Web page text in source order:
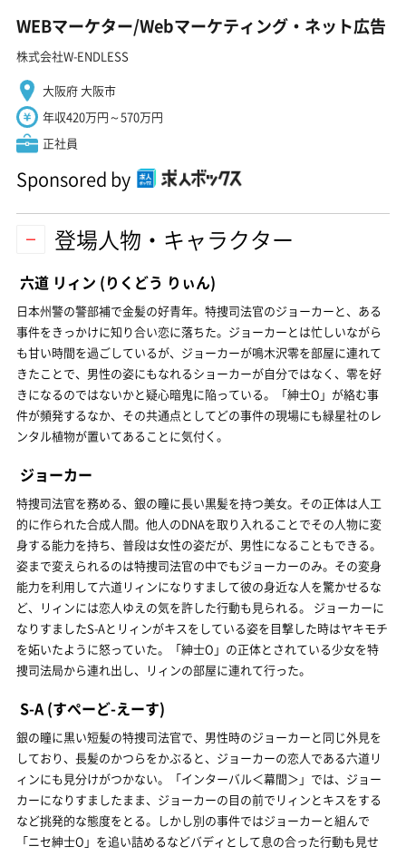
WEBマーケター/Webマーケティング・ネット広告
株式会社W-ENDLESS
大阪府 大阪市
年収420万円～570万円
正社員
Sponsored by
登場人物・キャラクター
六道 リィン (りくどう りぃん)
日本州警の警部補で金髪の好青年。特捜司法官のジョーカーと、ある
事件をきっかけに知り合い恋に落ちた。ジョーカーとは忙しいながら
も甘い時間を過ごしているが、ジョーカーが鳴木沢零を部屋に連れて
きたことで、男性の姿にもなれるショーカーが自分ではなく、零を好
きになるのではないかと疑心暗鬼に陥っている。「紳士O」が絡む事
件が頻発するなか、その共通点としてどの事件の現場にも緑星社のレ
ンタル植物が置いてあることに気付く。
ジョーカー
特捜司法官を務める、銀の瞳に長い黒髪を持つ美女。その正体は人工
的に作られた合成人間。他人のDNAを取り入れることでその人物に変
身する能力を持ち、普段は女性の姿だが、男性になることもできる。
姿まで変えられるのは特捜司法官の中でもジョーカーのみ。その変身
能力を利用して六道リィンになりすまして彼の身近な人を驚かせるな
ど、リィンには恋人ゆえの気を許した行動も見られる。 ジョーカーに
なりすましたS-Aとリィンがキスをしている姿を目撃した時はヤキモチ
を妬いたように怒っていた。「紳士O」の正体とされている少女を特
捜司法局から連れ出し、リィンの部屋に連れて行った。
S-A (すぺーど-えーす)
銀の瞳に黒い短髪の特捜司法官で、男性時のジョーカーと同じ外見を
しており、長髪のかつらをかぶると、ジョーカーの恋人である六道リ
ィンにも見分けがつかない。「インターバル＜幕間＞」では、ジョー
カーになりすましたまま、ジョーカーの目の前でリィンとキスをする
など挑発的な態度をとる。しかし別の事件ではジョーカーと組んで
「ニセ紳士O」を追い詰めるなどバディとして息の合った行動も見せ